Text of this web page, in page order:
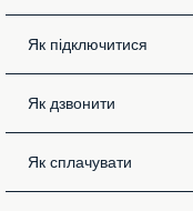
Як підключитися
Як дзвонити
Як сплачувати